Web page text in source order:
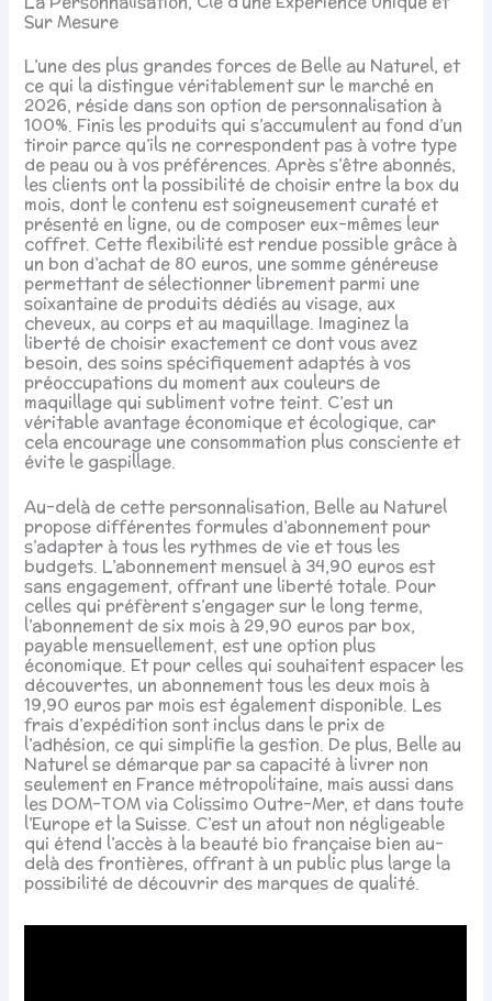
Sur Mesure
L’une des plus grandes forces de Belle au Naturel, et
ce qui la distingue véritablement sur le marché en
2026, réside dans son option de personnalisation à
100%. Finis les produits qui s’accumulent au fond d’un
tiroir parce qu’ils ne correspondent pas à votre type
de peau ou à vos préférences. Après s’être abonnés,
les clients ont la possibilité de choisir entre la box du
mois, dont le contenu est soigneusement curaté et
présenté en ligne, ou de composer eux-mêmes leur
coffret. Cette flexibilité est rendue possible grâce à
un bon d’achat de 80 euros, une somme généreuse
permettant de sélectionner librement parmi une
soixantaine de produits dédiés au visage, aux
cheveux, au corps et au maquillage. Imaginez la
liberté de choisir exactement ce dont vous avez
besoin, des soins spécifiquement adaptés à vos
préoccupations du moment aux couleurs de
maquillage qui subliment votre teint. C’est un
véritable avantage économique et écologique, car
cela encourage une consommation plus consciente et
évite le gaspillage.
Au-delà de cette personnalisation, Belle au Naturel
propose différentes formules d’abonnement pour
s’adapter à tous les rythmes de vie et tous les
budgets. L’abonnement mensuel à 34,90 euros est
sans engagement, offrant une liberté totale. Pour
celles qui préfèrent s’engager sur le long terme,
l’abonnement de six mois à 29,90 euros par box,
payable mensuellement, est une option plus
économique. Et pour celles qui souhaitent espacer les
découvertes, un abonnement tous les deux mois à
19,90 euros par mois est également disponible. Les
frais d’expédition sont inclus dans le prix de
l’adhésion, ce qui simplifie la gestion. De plus, Belle au
Naturel se démarque par sa capacité à livrer non
seulement en France métropolitaine, mais aussi dans
les DOM-TOM via Colissimo Outre-Mer, et dans toute
l’Europe et la Suisse. C’est un atout non négligeable
qui étend l’accès à la beauté bio française bien au-
delà des frontières, offrant à un public plus large la
possibilité de découvrir des marques de qualité.